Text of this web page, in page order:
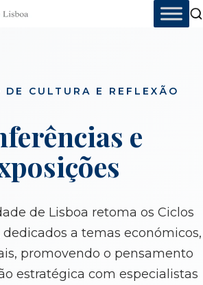
DE CULTURA E REFLEXÃO
e
de Lisboa retoma os Ciclos
a temas económicos,
promovendo o pensamento
estratégica com especialistas